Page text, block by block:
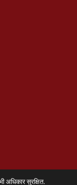
अधिकार सुरक्षित.